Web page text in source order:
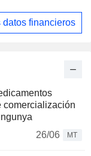
comercialización
26/06
MT
datos financieros